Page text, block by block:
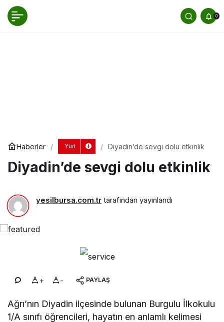
0
Haberler Yurt Diyadin’de sevgi dolu etkinlik
Diyadin’de sevgi dolu etkinlik
yesilbursa.com.tr tarafından yayınlandı
+ - PAYLAŞ
Ağrı’nın Diyadin ilçesinde bulunan Burgulu İlkokulu
1/A sınıfı öğrencileri, hayatın en anlamlı kelimesi